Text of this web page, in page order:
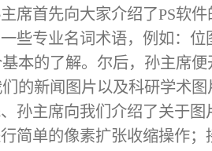
席首先向大家介绍了PS软
些专业名词术语，例如：
本的了解。尔后，孙主席
的新闻图片以及科研学术
孙主席向我们介绍了关于
简单的像素扩张收缩操作